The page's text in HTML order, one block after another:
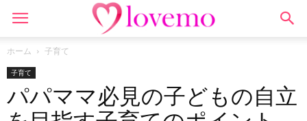
ホーム 子育て
子育て
パパママ必見の子どもの自立